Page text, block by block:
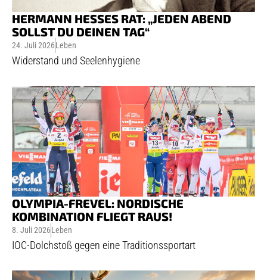
HERMANN HESSES RAT: „JEDEN ABEND
SOLLST DU DEINEN TAG“
24. Juli 2026Leben
Widerstand und Seelenhygiene
OLYMPIA-FREVEL: NORDISCHE
KOMBINATION FLIEGT RAUS!
8. Juli 2026Leben
IOC-Dolchstoß gegen eine Traditionssportart